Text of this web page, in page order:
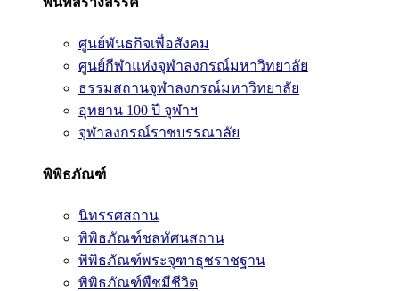
ศูนย์พันธกิจเพื่อสังคม
ศูนย์กีฬาแห่งจุฬาลงกรณ์มหาวิทยาลัย
ธรรมสถานจุฬาลงกรณ์มหาวิทยาลัย
อุทยาน 100 ปี จุฬาฯ
จุฬาลงกรณ์ราชบรรณาลัย
พิพิธภัณฑ์
นิทรรศสถาน
พิพิธภัณฑ์ชลทัศนสถาน
พิพิธภัณฑ์พระจุฑาธุชราชฐาน
พิพิธภัณฑ์พืชมีชีวิต